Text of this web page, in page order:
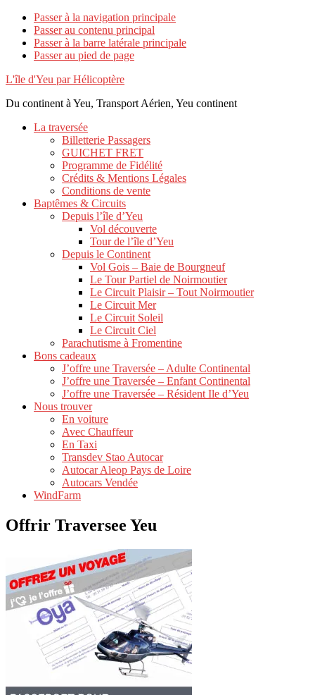
Passer à la navigation principale
Passer au contenu principal
Passer à la barre latérale principale
Passer au pied de page
L'île d'Yeu par Hélicoptère
Du continent à Yeu, Transport Aérien, Yeu continent
La traversée
Billetterie Passagers
GUICHET FRET
Programme de Fidélité
Crédits & Mentions Légales
Conditions de vente
Baptêmes & Circuits
Depuis l’île d’Yeu
Vol découverte
Tour de l’île d’Yeu
Depuis le Continent
Vol Gois – Baie de Bourgneuf
Le Tour Partiel de Noirmoutier
Le Circuit Plaisir – Tout Noirmoutier
Le Circuit Mer
Le Circuit Soleil
Le Circuit Ciel
Parachutisme à Fromentine
Bons cadeaux
J’offre une Traversée – Adulte Continental
J’offre une Traversée – Enfant Continental
J’offre une Traversée – Résident Ile d’Yeu
Nous trouver
En voiture
Avec Chauffeur
En Taxi
Transdev Stao Autocar
Autocar Aleop Pays de Loire
Autocars Vendée
WindFarm
Offrir Traversee Yeu